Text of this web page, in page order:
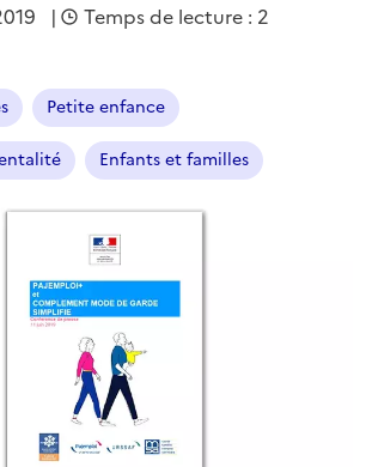
|
Temps de lecture : 2
Petite enfance
Enfants et familles